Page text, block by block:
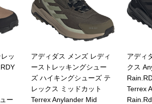
ッ
ー
アディダス メンズ レディ
ーストレッキングシュー
ズ ハイキングシューズ テ
レックス ミッドカット
Terrex Anylander Mid
アディ
クス
Terrex